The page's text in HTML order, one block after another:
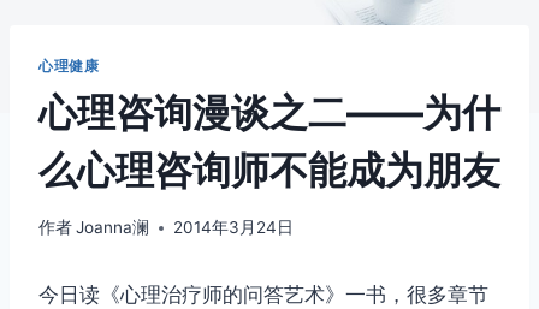
心理健康
心理咨询漫谈之二——为什
么心理咨询师不能成为朋友
作者Joanna澜 2014年3月24日
今日读《心理治疗师的问答艺术》一书，很多章节